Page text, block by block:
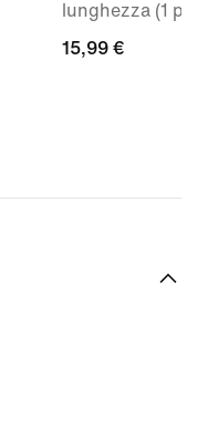
lunghezza (1
15,99
15,99 €